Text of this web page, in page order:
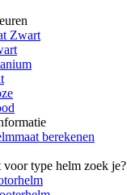
Zwart
berekenen
voor type helm zoek je?